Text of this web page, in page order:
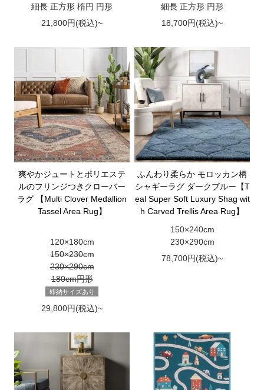
細長 正方形 楕円 円形
21,800円(税込)~
細長 正方形 円形
18,700円(税込)~
爽やかジュートとポリエステ
ルのフリンジつきクローバー
ラグ 【Multi Clover Medallion
Tassel Area Rug】
120×180cm
150×230cm
230×290cm
180cm円形
即納サイズあり
29,800円(税込)~
ふんわり柔らか モロッカン柄
シャギーラグ ダークブルー【T
eal Super Soft Luxury Shag wit
h Carved Trellis Area Rug】
150×240cm
230×290cm
78,700円(税込)~